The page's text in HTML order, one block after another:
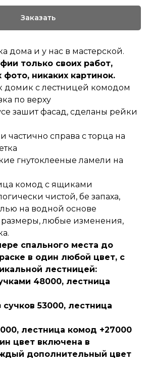
Заказать
дома и у нас в мастерской.
только своих работ,
фото, никаких картинок.
домик с лестницей комодом
по верху
зашит фасад, сделаны рейки
частично справа с торца на
гнутоклееные ламели на
комод с ящиками
чистой, бе запаха,
на водной основе
любые изменения,
спального места до
в один любой цвет, с
лестницей:
48000, лестница
53000, лестница
лестница комод +27000
цвет включена в
дополнительный цвет